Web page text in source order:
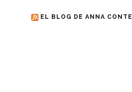
EL BLOG DE ANNA CONTE